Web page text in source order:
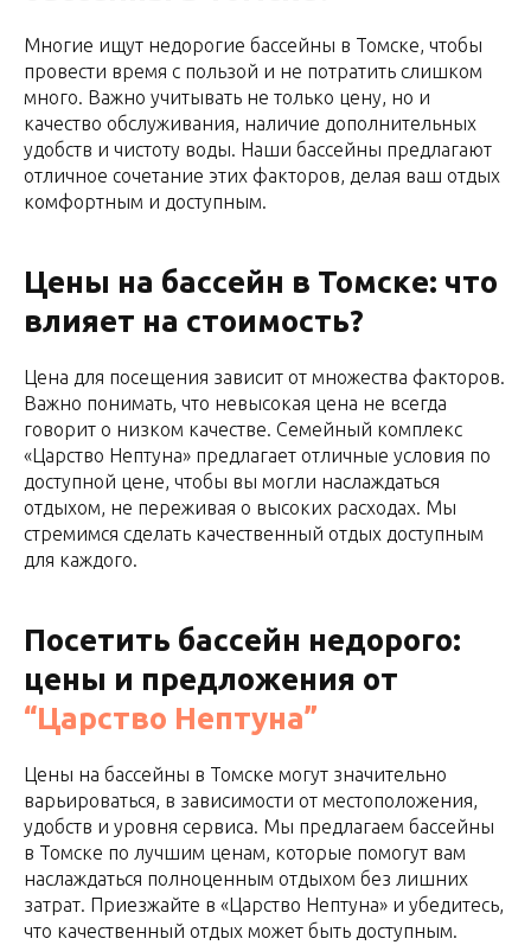
Многие ищут недорогие бассейны в Томске, чтобы
провести время с пользой и не потратить слишком
много. Важно учитывать не только цену, но и
качество обслуживания, наличие дополнительных
удобств и чистоту воды. Наши бассейны предлагают
отличное сочетание этих факторов, делая ваш отдых
комфортным и доступным.
Цены на бассейн в Томске: что
влияет на стоимость?
Цена для посещения зависит от множества факторов.
Важно понимать, что невысокая цена не всегда
говорит о низком качестве. Семейный комплекс
«Царство Нептуна» предлагает отличные условия по
доступной цене, чтобы вы могли наслаждаться
отдыхом, не переживая о высоких расходах. Мы
стремимся сделать качественный отдых доступным
для каждого.
Посетить бассейн недорого:
цены и предложения от
“Царство Нептуна”
Цены на бассейны в Томске могут значительно
варьироваться, в зависимости от местоположения,
удобств и уровня сервиса. Мы предлагаем бассейны
в Томске по лучшим ценам, которые помогут вам
наслаждаться полноценным отдыхом без лишних
затрат. Приезжайте в «Царство Нептуна» и убедитесь,
что качественный отдых может быть доступным.